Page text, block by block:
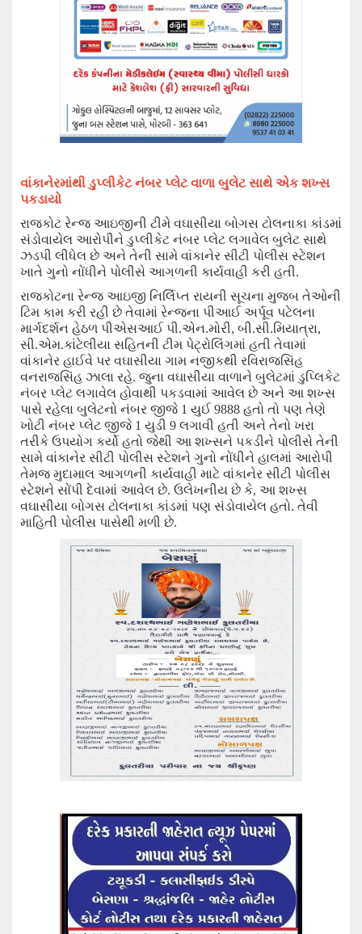
વાંકાનેરમાંથી ડુપ્લીકેટ નંબર પ્લેટ વાળા બુલેટ સાથે એક શખ્સ
પકડાયો
રાજકોટ રેન્જ આઇજીની ટીમે વઘાસીયા બોગસ ટોલનાકા કાંડમાં
સંડોવાયેલ આરોપીને ડુપ્લીકેટ નંબર પ્લેટ લગાવેલ બુલેટ સાથે
ઝડપી લીધેલ છે અને તેની સામે વાંકાનેર સીટી પોલીસ સ્ટેશન
ખાતે ગુનો નોંધીને પોલીસે આગળની કાર્યવાહી કરી હતી.
રાજકોટના રેન્જ આઇજી નિર્લિપ્ત રાયની સૂચના મુજબ તેઓની
ટિમ કામ કરી રહી છે તેવામાં રેન્જના પીઆઈ અર્પૂવ પટેલના
માર્ગદર્શન હેઠળ પીએસઆઈ પી.એન.મોરી, બી.સી.મિયાત્રા,
સી.એમ.કાંટેલીયા સહિતની ટીમ પેટ્રોલિંગમાં હતી તેવામાં
વાંકાનેર હાઈવે પર વઘાસીયા ગામ નજીકથી રવિરાજસિંહ
વનરાજસિંહ ઝાલા રહે. જુના વઘાસીયા વાળાને બુલેટમાં ડુપ્લિકેટ
નંબર પ્લેટ લગાવેલ હોવાથી પકડવામાં આવેલ છે અને આ શખ્સ
પાસે રહેલા બુલેટનો નંબર જીજે 1 યુઈ 9888 હતો તો પણ તેણે
ખોટી નંબર પ્લેટ જીજે 1 યુડી 9 લગાવી હતી અને તેનો ખરા
તરીકે ઉપયોગ કર્યો હતો જેથી આ શખ્સને પકડીને પોલીસે તેની
સામે વાંકાનેર સીટી પોલીસ સ્ટેશને ગુનો નોંધીને હાલમાં આરોપી
તેમજ મુદામાલ આગળની કાર્યવાહી માટે વાંકાનેર સીટી પોલીસ
સ્ટેશને સોંપી દેવામાં આવેલ છે. ઉલેખનીય છે કે, આ શખ્સ
વઘાસીયા બોગસ ટોલનાકા કાંડમાં પણ સંડોવાયેલ હતો. તેવી
માહિતી પોલીસ પાસેથી મળી છે.